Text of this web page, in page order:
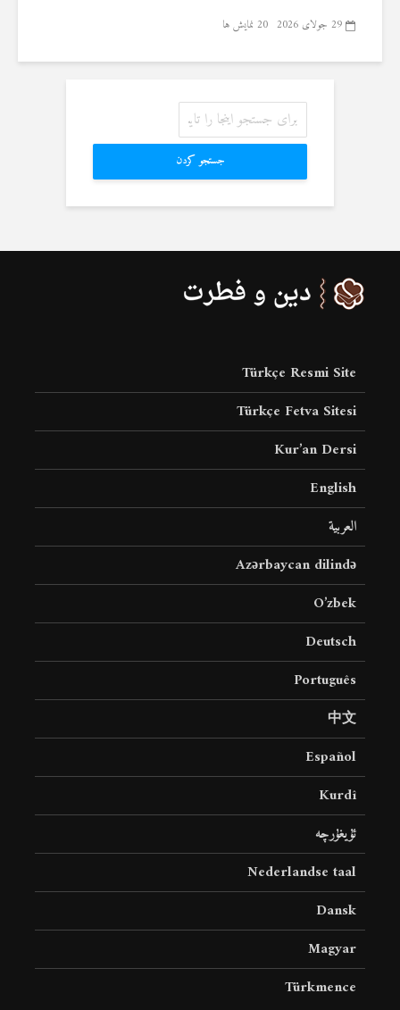
29 جولای 2026 20 نمایش ها
جستجو کردن
Türkçe Resmi Site
Türkçe Fetva Sitesi
Kur’an Dersi
English
العربية
Azərbaycan dilində
O’zbek
Deutsch
Português
中文
Español
Kurdî
ئۇيغۇرچە
Nederlandse taal
Dansk
Magyar
Türkmence